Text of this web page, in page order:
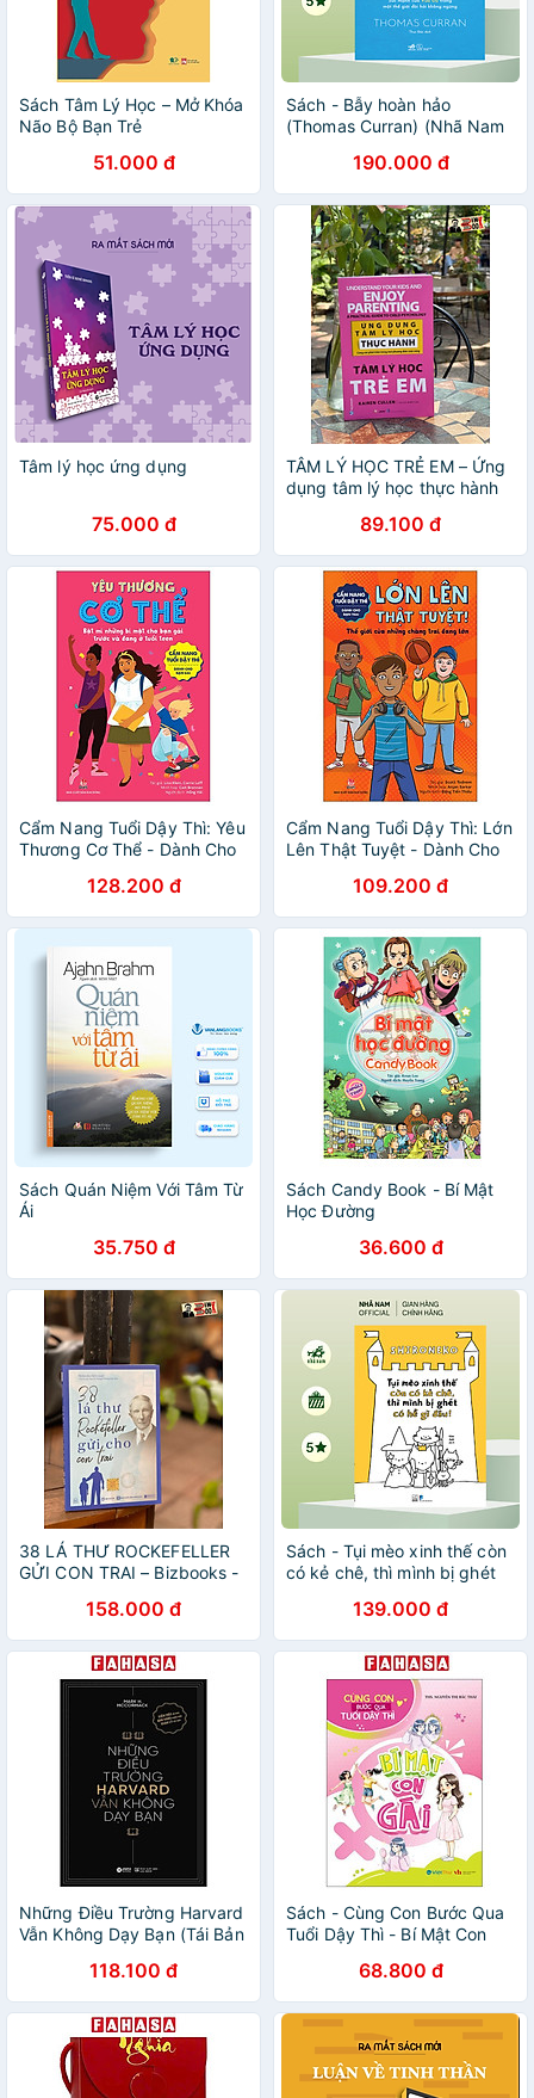
Sách Tâm Lý Học – Mở Khóa
Não Bộ Bạn Trẻ
51.000 đ
Sách - Bẫy hoàn hảo
(Thomas Curran) (Nhã Nam
190.000 đ
Tâm lý học ứng dụng
75.000 đ
TÂM LÝ HỌC TRẺ EM – Ứng
dụng tâm lý học thực hành
mọi phương diện cuộc sống
– Kairen Cullen – Khiết Lam
dịch – VanLangBooks – NXB
Hồng Đức (Bìa mềm)
89.100 đ
Cẩm Nang Tuổi Dậy Thì: Yêu
Thương Cơ Thể - Dành Cho
128.200 đ
Cẩm Nang Tuổi Dậy Thì: Lớn
Lên Thật Tuyệt - Dành Cho
109.200 đ
Sách Quán Niệm Với Tâm Từ
Ái
35.750 đ
Sách Candy Book - Bí Mật
Học Đường
36.600 đ
38 LÁ THƯ ROCKEFELLER
GỬI CON TRAI – Bizbooks -
158.000 đ
Sách - Tụi mèo xinh thế còn
có kẻ chê, thì mình bị ghét
(Nhã Nam Official)
139.000 đ
Những Điều Trường Harvard
Vẫn Không Dạy Bạn (Tái Bản
118.100 đ
Sách - Cùng Con Bước Qua
Tuổi Dậy Thì - Bí Mật Con
68.800 đ